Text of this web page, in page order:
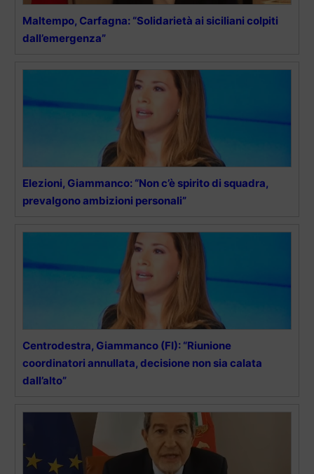
Maltempo, Carfagna: “Solidarietà ai siciliani colpiti
dall’emergenza”
Elezioni, Giammanco: “Non c’è spirito di squadra,
prevalgono ambizioni personali”
Centrodestra, Giammanco (FI): “Riunione
coordinatori annullata, decisione non sia calata
dall’alto”